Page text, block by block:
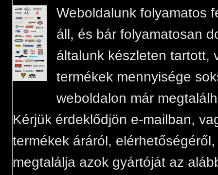
Weboldalunk folyamatos
áll, és bár folyamatosan
általunk készleten tartott,
termékek mennyisége
weboldalon már
Kérjük érdeklődjön e-mailban,
termékek áráról,
megtalálja azok gyártóját az